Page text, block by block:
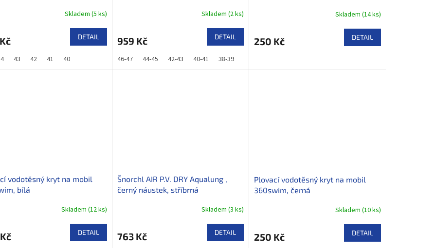
Skladem (5 ks)
DETAIL
43 42 41 40
Skladem (2 ks)
959 Kč DETAIL
46-47 44-45 42-43 40-41 38-39
Skladem (14 ks)
250 Kč DETAIL
vodotěsný kryt na mobil
bílá
Skladem (12 ks)
DETAIL
Šnorchl AIR P.V. DRY Aqualung ,
černý náustek, stříbrná
Skladem (3 ks)
763 Kč DETAIL
Plovací vodotěsný kryt na mobil
360swim, černá
Skladem (10 ks)
250 Kč DETAIL